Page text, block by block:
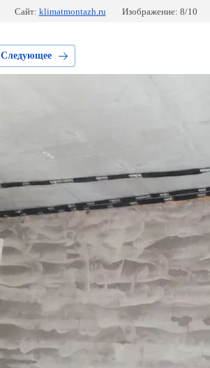
Сайт: klimatmontazh.ru Изображение: 8/10
Следующее